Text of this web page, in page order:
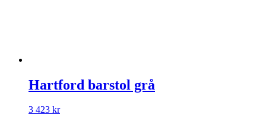
Hartford barstol grå
3 423 kr